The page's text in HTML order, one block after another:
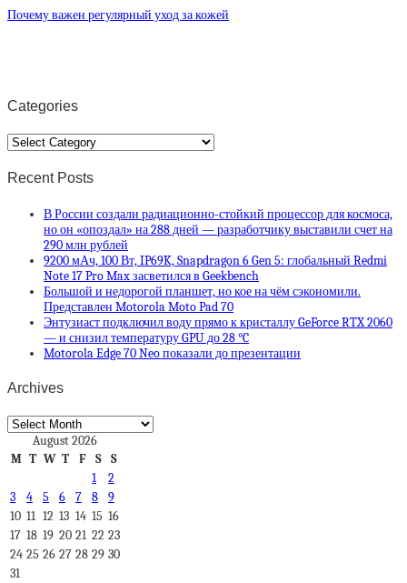
Почему важен регулярный уход за кожей
Categories
Categories
Recent Posts
В России создали радиационно-стойкий процессор для космоса,
но он «опоздал» на 288 дней — разработчику выставили счет на
290 млн рублей
9200 мАч, 100 Вт, IP69K, Snapdragon 6 Gen 5: глобальный Redmi
Note 17 Pro Max засветился в Geekbench
Большой и недорогой планшет, но кое на чём сэкономили.
Представлен Motorola Moto Pad 70
Энтузиаст подключил воду прямо к кристаллу GeForce RTX 2060
— и снизил температуру GPU до 28 °C
Motorola Edge 70 Neo показали до презентации
Archives
Archives
August 2026
M T W T F S
S
1
2
3
4 5 6 7 8
9
10 11 12 13 14 15 16
17 18 19 20 21 22 23
24 25 26 27 28 29 30
31